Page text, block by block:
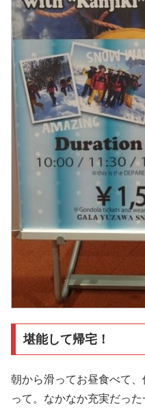
堪能して帰宅！
朝から滑ってお昼食べて
って。なかなか充実だった